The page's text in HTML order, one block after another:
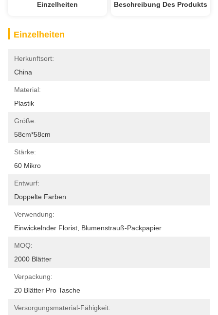
Einzelheiten Beschreibung Des Produkts
Einzelheiten
Herkunftsort:
China
Material:
Plastik
Größe:
58cm*58cm
Stärke:
60 Mikro
Entwurf:
Doppelte Farben
Verwendung:
Einwickelnder Florist, Blumenstrauß-Packpapier
MOQ:
2000 Blätter
Verpackung:
20 Blätter Pro Tasche
Versorgungsmaterial-Fähigkeit: